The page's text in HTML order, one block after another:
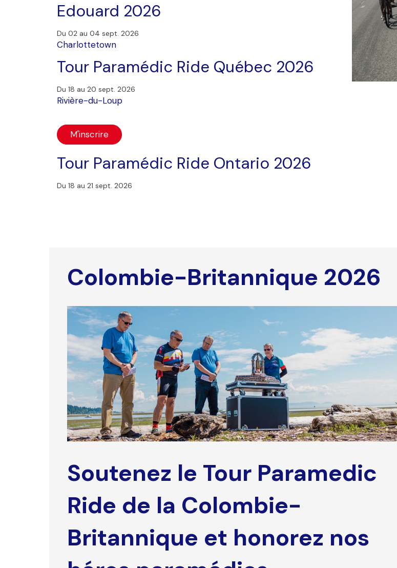
Edouard 2026
Du 02 au 04 sept. 2026
Charlottetown
Tour Paramédic Ride Québec 2026
Du 18 au 20 sept. 2026
Rivière-du-Loup
M'inscrire
Tour Paramédic Ride Ontario 2026
Du 18 au 21 sept. 2026
Colombie-Britannique 2026
Soutenez le Tour Paramedic
Ride de la Colombie-
Britannique et honorez nos